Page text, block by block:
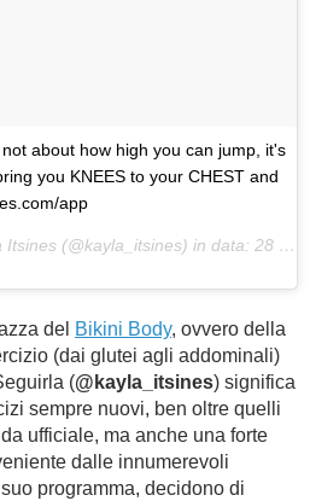
about how high you can jump, it's
you KNEES to your CHEST and
app
(@kayla_itsines) in data: 28 Gen 2017 alle ore 13:00 PST
del Bikini Body, ovvero della
(dai glutei agli addominali)
(@kayla_itsines) significa
sempre nuovi, ben oltre quelli
ufficiale, ma anche una forte
dalle innumerevoli
programma, decidono di